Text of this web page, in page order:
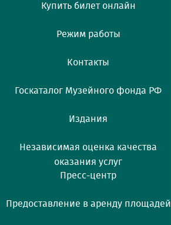
Купить билет онлайн
Режим работы
Контакты
Госкаталог Музейного фонда РФ
Издания
Независимая оценка качества
оказания услуг
Пресс-центр
Предоставление в аренду площадей